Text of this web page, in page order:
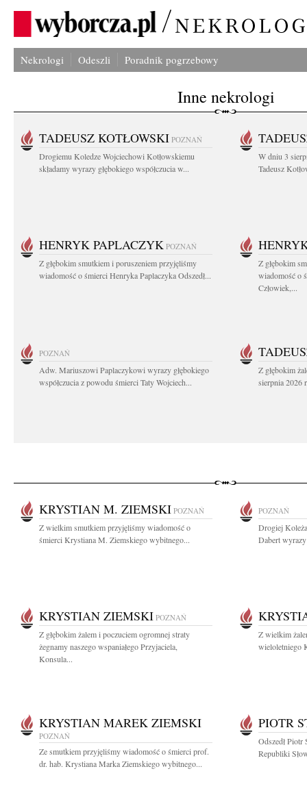
Nekrologi Odeszli Poradnik pogrzebowy
Inne nekrologi
TADEUSZ KOTŁOWSKI POZNAŃ
Drogiemu Koledze Wojciechowi Kotłowskiemu
składamy wyrazy głębokiego współczucia w...
W dniu 3
Tadeusz
HENRYK PAPLACZYK POZNAŃ
Z głębokim smutkiem i poruszeniem przyjęliśmy
wiadomość o śmierci Henryka Paplaczyka Odszedł...
Z głębokim
wiadomość o
Człowiek,...
POZNAŃ
Adw. Mariuszowi Paplaczykowi wyrazy głębokiego
współczucia z powodu śmierci Taty Wojciech...
Z głębokim
sierpnia 2026
KRYSTIAN M. ZIEMSKI POZNAŃ
Z wielkim smutkiem przyjęliśmy wiadomość o
śmierci Krystiana M. Ziemskiego wybitnego...
POZNAŃ
Drogiej
Dabert wyrazy
KRYSTIAN ZIEMSKI POZNAŃ
Z głębokim żalem i poczuciem ogromnej straty
żegnamy naszego wspaniałego Przyjaciela,
Konsula...
Z wielkim
wieloletniego
KRYSTIAN MAREK ZIEMSKI
POZNAŃ
Ze smutkiem przyjęliśmy wiadomość o śmierci prof.
dr. hab. Krystiana Marka Ziemskiego wybitnego...
PIOTR
Odszedł
Republiki